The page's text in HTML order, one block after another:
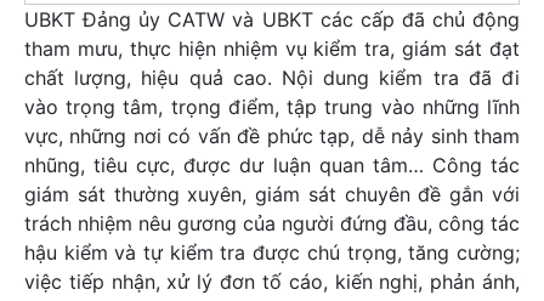
UBKT Đảng ủy CATW và UBKT các cấp đã chủ động
tham mưu, thực hiện nhiệm vụ kiểm tra, giám sát đạt
chất lượng, hiệu quả cao. Nội dung kiểm tra đã đi
vào trọng tâm, trọng điểm, tập trung vào những lĩnh
vực, những nơi có vấn đề phức tạp, dễ nảy sinh tham
nhũng, tiêu cực, được dư luận quan tâm… Công tác
giám sát thường xuyên, giám sát chuyên đề gắn với
trách nhiệm nêu gương của người đứng đầu, công tác
hậu kiểm và tự kiểm tra được chú trọng, tăng cường;
việc tiếp nhận, xử lý đơn tố cáo, kiến nghị, phản ánh,